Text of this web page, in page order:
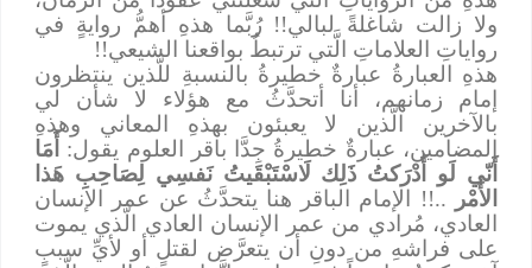
ولا زالت شاغلةً لبالي!! رُبَّما هذهِ أهمُّ روايةٍ في
رواياتِ العلاماتِ الَّتي ترتبطُ بواقعنا الشيعي!!
هذهِ العبارةُ عبارةٌ خطيرةُ بالنسبةِ للَّذين ينتظرون
إمام زمانهم، أنا أتحدَّثُ مع هؤلاء لا شأن لي
بالآخرين الَّذين لا يعبئون بهذهِ المعاني وهذهِ
المضامين، عبارةٌ خطيرةُ جِدَّا باقر العلوم يقول:أَمَا
أَنّي لَو أَدْرَكتُ ذَلِك لَاسْتَبْقَيتُ نَفسِي لِصَاحِبِ هَذا
الأَمْر..!! الإمام الباقر هنا يتحدَّثُ عن عمر الإنسان
العادي، مُرادي من عمر الإنسان العادي الَّذي يموت
على فراشهِ من دونِ أن يتعرَّض لقتلٍ أو لأيِّ سببٍ